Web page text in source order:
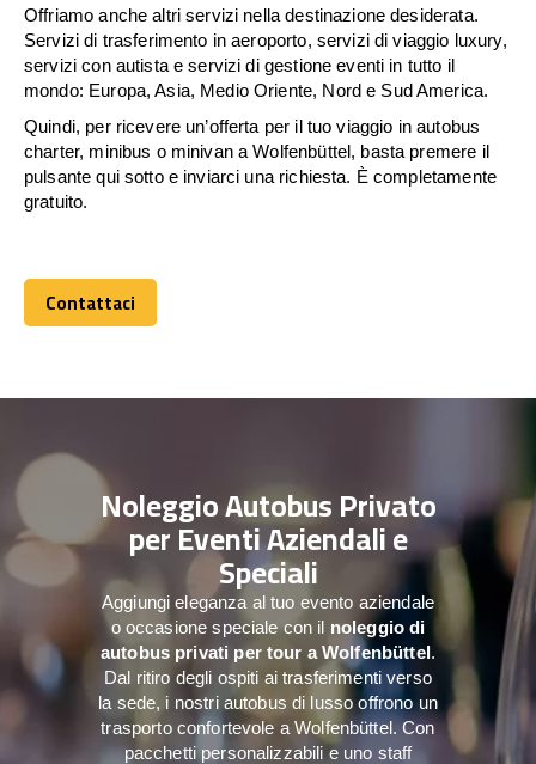
Offriamo anche altri servizi nella destinazione desiderata.
Servizi di trasferimento in aeroporto, servizi di viaggio luxury,
servizi con autista e servizi di gestione eventi in tutto il
mondo: Europa, Asia, Medio Oriente, Nord e Sud America.
Quindi, per ricevere un’offerta per il tuo viaggio in autobus
charter, minibus o minivan a Wolfenbüttel, basta premere il
pulsante qui sotto e inviarci una richiesta. È completamente
gratuito.
Contattaci
Contattaci
Noleggio Autobus Privato
per Eventi Aziendali e
Speciali
Aggiungi eleganza al tuo evento aziendale
o occasione speciale con il noleggio di
autobus privati per tour a Wolfenbüttel.
Dal ritiro degli ospiti ai trasferimenti verso
la sede, i nostri autobus di lusso offrono un
trasporto confortevole a Wolfenbüttel. Con
pacchetti personalizzabili e uno staff